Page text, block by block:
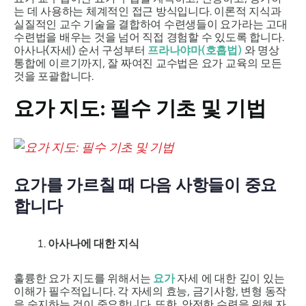
는 데 사용하는 체계적인 접근 방식입니다. 이론적 지식과
실질적인 교수 기술을 결합하여 수련생들이 요가라는 고대
수련법을 배우는 것을 넘어 직접 경험할 수 있도록 합니다.
아사나(자세) 순서 구성부터 프라나야마(호흡법) 와 명상
통합에 이르기까지, 잘 짜여진 교수법은 요가 교육의 모든
것을 포괄합니다.
요가 지도: 필수 기초 및 기법
요가를 가르칠 때 다음 사항들이 중요
합니다
아사나에 대한 지식
훌륭한 요가 지도를 위해서는 요가자세 에 대한 깊이 있는
이해가 필수적입니다. 각 자세의 효능, 금기사항, 변형 동작